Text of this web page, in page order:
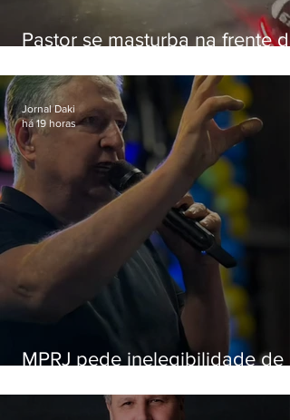
Pastor se masturba na frente de
MPRJ pede inelegibilidade de
Jornal Daki
há 19 horas